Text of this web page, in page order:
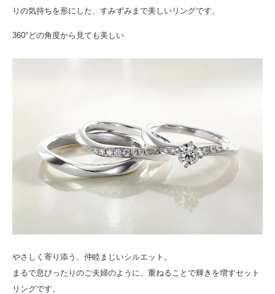
りの気持ちを形にした、すみずみまで美しいリングです。
360°どの角度から見ても美しい
やさしく寄り添う、仲睦まじいシルエット。
まるで息ぴったりのご夫婦のように、重ねることで輝きを増すセット
リングです。